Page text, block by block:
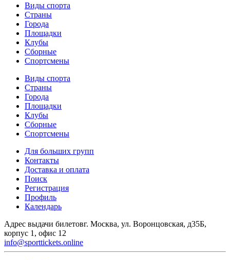
Виды спорта
Страны
Города
Площадки
Клубы
Сборные
Спортсмены
Виды спорта
Страны
Города
Площадки
Клубы
Сборные
Спортсмены
Для больших групп
Контакты
Доставка и оплата
Поиск
Регистрация
Профиль
Календарь
Адрес выдачи билетовг. Москва, ул. Воронцовская, д35Б,
корпус 1, офис 12
info@sporttickets.online